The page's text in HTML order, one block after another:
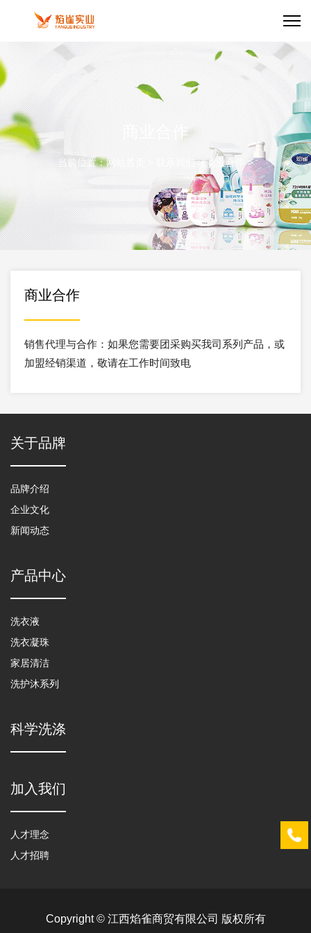
商业合作
当前位置：网站首页 联系我们> 商业合作 >
商业合作
销售代理与合作：如果您需要团采购买我司系列产品，或
加盟经销渠道，敬请在工作时间致电
关于品牌
品牌介绍
企业文化
新闻动态
产品中心
洗衣液
洗衣凝珠
家居清洁
洗护沐系列
科学洗涤
加入我们
人才理念
人才招聘
Copyright © 江西焰雀商贸有限公司 版权所有